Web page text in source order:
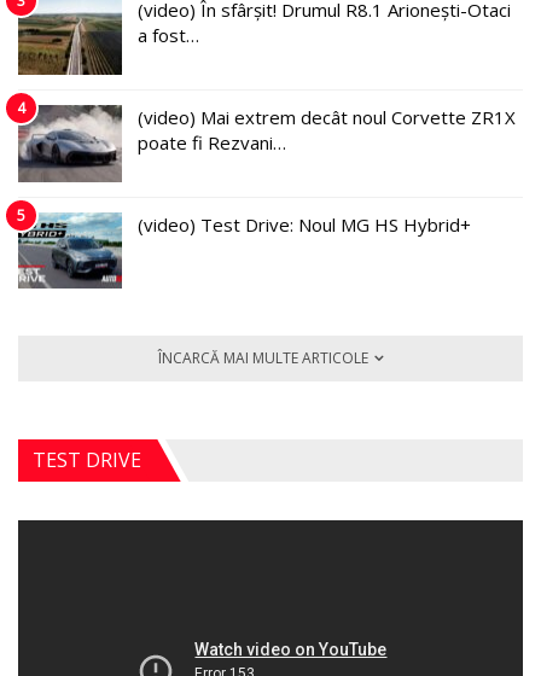
(video) În sfârșit! Drumul R8.1 Arionești-Otaci
a fost…
4
(video) Mai extrem decât noul Corvette ZR1X
poate fi Rezvani…
5 (video) Test Drive: Noul MG HS Hybrid+
ÎNCARCĂ MAI MULTE ARTICOLE
TEST DRIVE